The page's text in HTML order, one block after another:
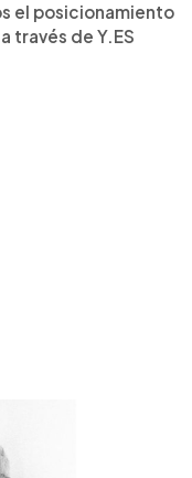
el posicionamiento
través de Y.ES